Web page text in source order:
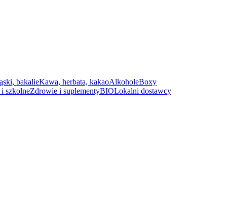
bakalieKawa, herbata, kakaoAlkoholeBoxy
szkolneZdrowie i suplementyBIOLokalni dostawcy